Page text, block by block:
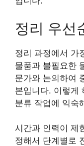
정리 우선
정리 과정에서 가
물품과 불필요한
문가와 논의하여
본입니다. 이렇게
분류 작업에 익숙
시간과 인력이 제
정해서 단계별로